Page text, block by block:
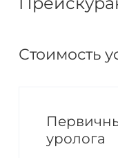
Стоимость
уролога